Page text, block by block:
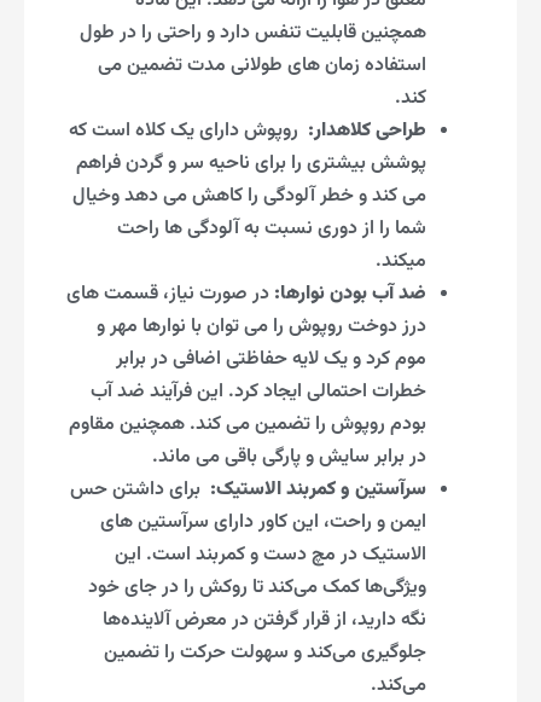
همچنین قابلیت تنفس دارد و راحتی را در طول
استفاده زمان های طولانی مدت تضمین می
کند.
طراحی کلاهدار: روپوش دارای یک کلاه است که
پوشش بیشتری را برای ناحیه سر و گردن فراهم
می کند و خطر آلودگی را کاهش می دهد وخیال
شما را از دوری نسبت به آلودگی ها راحت
میکند.
ضد آب بودن نوارها: در صورت نیاز، قسمت های
درز دوخت روپوش را می توان با نوارها مهر و
موم کرد و یک لایه حفاظتی اضافی در برابر
خطرات احتمالی ایجاد کرد. این فرآیند ضد آب
بودم روپوش را تضمین می کند. همچنین مقاوم
در برابر سایش و پارگی باقی می ماند.
سرآستین و کمربند الاستیک: برای داشتن حس
ایمن و راحت، این کاور دارای سرآستین های
الاستیک در مچ دست و کمربند است. این
ویژگی‌ها کمک می‌کند تا روکش را در جای خود
نگه دارید، از قرار گرفتن در معرض آلاینده‌ها
جلوگیری می‌کند و سهولت حرکت را تضمین
می‌کند.